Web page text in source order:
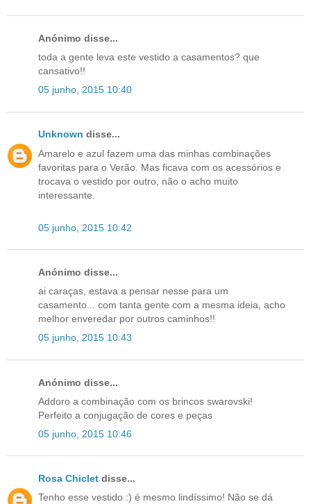
Anónimo disse...
toda a gente leva este vestido a casamentos? que
cansativo!!
05 junho, 2015 10:40
Unknown disse...
Amarelo e azul fazem uma das minhas combinações
favoritas para o Verão. Mas ficava com os acessórios e
trocava o vestido por outro, não o acho muito
interessante.
05 junho, 2015 10:42
Anónimo disse...
ai caraças, estava a pensar nesse para um
casamento... com tanta gente com a mesma ideia, acho
melhor enveredar por outros caminhos!!
05 junho, 2015 10:43
Anónimo disse...
Addoro a combinação com os brincos swarovski!
Perfeito a conjugação de cores e peças
05 junho, 2015 10:46
Rosa Chiclet disse...
Tenho esse vestido :) é mesmo lindíssimo! Não se dá